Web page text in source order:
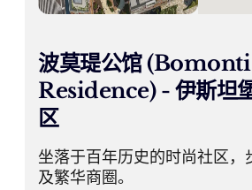
波莫瑅公馆 (Bomonti
Residence) - 伊斯坦
区
坐落于百年历史的时尚社区，
及繁华商圈。